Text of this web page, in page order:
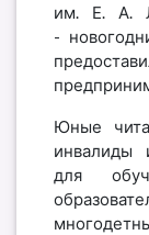
им. Е. А.
-
Юные
инвалиды
для